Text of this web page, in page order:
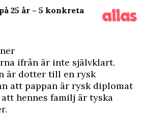
25 år – 5 konkreta
ifrån är inte självklart.
är dotter till en rysk
att pappan är rysk diplomat
hennes familj är tyska